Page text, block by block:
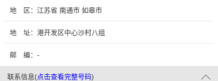
地 区：江苏省 南通市 如皋市
地 址：港开发区中心沙村八组
邮 编：-
联系信息(点击查看完整号码)